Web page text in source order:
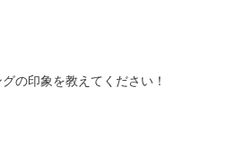
の印象を教えてください！